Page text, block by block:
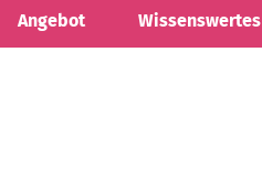
Angebot Wissenswertes